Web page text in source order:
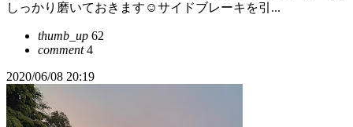
しっかり磨いておきます☺️サイドブレーキを引...
thumb_up 62
comment4
2020/06/08 20:19